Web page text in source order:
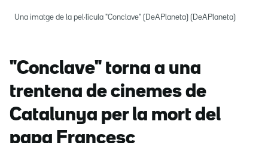
Una imatge de la pel·lícula "Conclave" (DeAPlaneta) (DeAPlaneta)
"Conclave" torna a una
trentena de cinemes de
Catalunya per la mort del
papa Francesc